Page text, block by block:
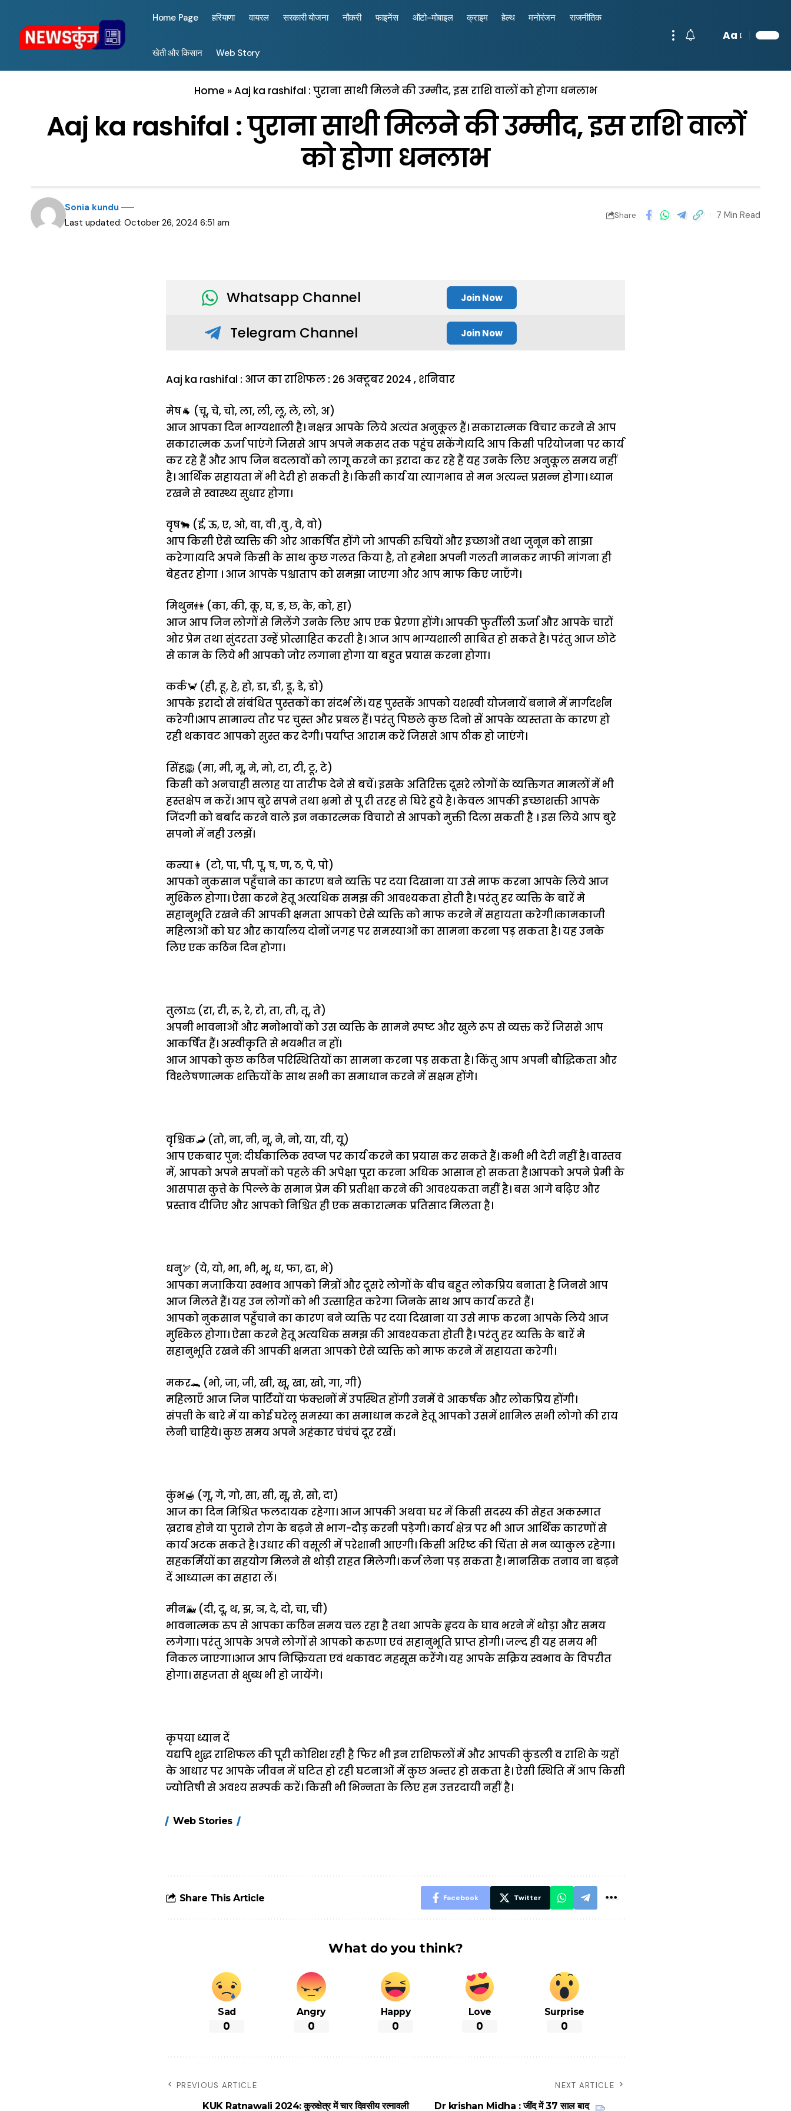
Home Page हरियाणा वायरल सरकारी योजना नौकरी फाइनेंस ऑटो-मोबाइल क्राइम हेल्थ मनोरंजन राजनीतिक
खेती और किसान Web Story
Aa
Home »Aaj ka rashifal : पुराना साथी मिलने की उम्मीद, इस राशि वालों को होगा धनलाभ
Aaj ka rashifal : पुराना साथी मिलने की उम्मीद, इस राशि वालों
को होगा धनलाभ
Last updated: October 26, 2024 6:51 am
Sonia kundu
Share 7 Min Read
Whatsapp Channel Join Now
Telegram Channel Join Now
Aaj ka rashifal : आज का राशिफल : 26 अक्टूबर 2024 , शनिवार
मेष🐐 (चू, चे, चो, ला, ली, लू, ले, लो, अ)
आज आपका दिन भाग्यशाली है। नक्षत्र आपके लिये अत्यंत अनुकूल हैं। सकारात्मक विचार करने से आप
सकारात्मक ऊर्जा पाएंगे जिससे आप अपने मकसद तक पहुंच सकेंगे।यदि आप किसी परियोजना पर कार्य
कर रहे हैं और आप जिन बदलावों को लागू करने का इरादा कर रहे हैं यह उनके लिए अनुकूल समय नहीं
है। आर्थिक सहायता में भी देरी हो सकती है। किसी कार्य या त्यागभाव से मन अत्यन्त प्रसन्न होगा। ध्यान
रखने से स्वास्थ्य सुधार होगा।
वृष🐂 (ई, ऊ, ए, ओ, वा, वी ,वु , वे, वो)
आप किसी ऐसे व्यक्ति की ओर आकर्षित होंगे जो आपकी रुचियों और इच्छाओं तथा जुनून को साझा
करेगा।यदि अपने किसी के साथ कुछ गलत किया है, तो हमेशा अपनी गलती मानकर माफी मांगना ही
बेहतर होगा । आज आपके पश्चाताप को समझा जाएगा और आप माफ किए जाएँगे।
मिथुन👫 (का, की, कू, घ, ङ, छ, के, को, हा)
आज आप जिन लोगों से मिलेंगे उनके लिए आप एक प्रेरणा होंगे। आपकी फुर्तीली ऊर्जा और आपके चारों
ओर प्रेम तथा सुंदरता उन्हें प्रोत्साहित करती है। आज आप भाग्यशाली साबित हो सकते है। परंतु आज छोटे
से काम के लिये भी आपको जोर लगाना होगा या बहुत प्रयास करना होगा।
कर्क🦀 (ही, हू, हे, हो, डा, डी, डू, डे, डो)
आपके इरादो से संबंधित पुस्तकों का संदर्भ लें। यह पुस्तकें आपको यशस्वी योजनायें बनाने में मार्गदर्शन
करेगी।आप सामान्य तौर पर चुस्त और प्रबल हैं। परंतु पिछले कुछ दिनो सें आपके व्यस्तता के कारण हो
रही थकावट आपको सुस्त कर देगी। पर्याप्त आराम करें जिससे आप ठीक हो जाएंगे।
सिंह🦁 (मा, मी, मू, मे, मो, टा, टी, टू, टे)
किसी को अनचाही सलाह या तारीफ देने से बचें। इसके अतिरिक्त दूसरे लोगों के व्यक्तिगत मामलों में भी
हस्तक्षेप न करें। आप बुरे सपने तथा भ्रमो से पू री तरह से घिरे हुये है। केवल आपकी इच्छाशक्ती आपके
जिंदगी को बर्बाद करने वाले इन नकारत्मक विचारो से आपको मुक्ती दिला सकती है । इस लिये आप बुरे
सपनो में नही उलझें।
कन्या👩 (टो, पा, पी, पू, ष, ण, ठ, पे, पो)
आपको नुकसान पहुँचाने का कारण बने व्यक्ति पर दया दिखाना या उसे माफ करना आपके लिये आज
मुश्किल होगा। ऐसा करने हेतू अत्यधिक समझ की आवश्यकता होती है। परंतु हर व्यक्ति के बारें मे
सहानुभूति रखने की आपकी क्षमता आपको ऐसे व्यक्ति को माफ करने में सहायता करेगी।कामकाजी
महिलाओं को घर और कार्यालय दोनों जगह पर समस्याओं का सामना करना पड़ सकता है। यह उनके
लिए एक कठिन दिन होगा।
तुला⚖️ (रा, री, रू, रे, रो, ता, ती, तू, ते)
अपनी भावनाओं और मनोभावों को उस व्यक्ति के सामने स्पष्ट और खुले रूप से व्यक्त करें जिससे आप
आकर्षित हैं। अस्वीकृति से भयभीत न हों।
आज आपको कुछ कठिन परिस्थितियों का सामना करना पड़ सकता है। किंतु आप अपनी बौद्धिकता और
विश्लेषणात्मक शक्तियों के साथ सभी का समाधान करने में सक्षम होंगे।
वृश्चिक🦂 (तो, ना, नी, नू, ने, नो, या, यी, यू)
आप एकबार पुन: दीर्घकालिक स्वप्न पर कार्य करने का प्रयास कर सकते हैं। कभी भी देरी नहीं है। वास्तव
में, आपको अपने सपनों को पहले की अपेक्षा पूरा करना अधिक आसान हो सकता है।आपको अपने प्रेमी के
आसपास कुत्ते के पिल्ले के समान प्रेम की प्रतीक्षा करने की आवश्यकता नहीं है। बस आगे बढ़िए और
प्रस्ताव दीजिए और आपको निश्चित ही एक सकारात्मक प्रतिसाद मिलता है।
धनु🏹 (ये, यो, भा, भी, भू, ध, फा, ढा, भे)
आपका मजाकिया स्वभाव आपको मित्रों और दूसरे लोगों के बीच बहुत लोकप्रिय बनाता है जिनसे आप
आज मिलते हैं। यह उन लोगों को भी उत्साहित करेगा जिनके साथ आप कार्य करते हैं।
आपको नुकसान पहुँचाने का कारण बने व्यक्ति पर दया दिखाना या उसे माफ करना आपके लिये आज
मुश्किल होगा। ऐसा करने हेतू अत्यधिक समझ की आवश्यकता होती है। परंतु हर व्यक्ति के बारें मे
सहानुभूति रखने की आपकी क्षमता आपको ऐसे व्यक्ति को माफ करने में सहायता करेगी।
मकर🐊 (भो, जा, जी, खी, खू, खा, खो, गा, गी)
महिलाएँ आज जिन पार्टियों या फंक्शनों में उपस्थित होंगी उनमें वे आकर्षक और लोकप्रिय होंगी।
संपत्ती के बारे में या कोई घरेलू समस्या का समाधान करने हेतू आपको उसमें शामिल सभी लोगो की राय
लेनी चाहिये। कुछ समय अपने अहंकार चंचंचं दूर रखें।
कुंभ🍯 (गू, गे, गो, सा, सी, सू, से, सो, दा)
आज का दिन मिश्रित फलदायक रहेगा। आज आपकी अथवा घर में किसी सदस्य की सेहत अकस्मात
ख़राब होने या पुराने रोग के बढ़ने से भाग-दौड़ करनी पड़ेगी। कार्य क्षेत्र पर भी आज आर्थिक कारणों से
कार्य अटक सकते है। उधार की वसूली में परेशानी आएगी। किसी अरिष्ट की चिंता से मन व्याकुल रहेगा।
सहकर्मियों का सहयोग मिलने से थोड़ी राहत मिलेगी। कर्ज लेना पड़ सकता है। मानसिक तनाव ना बढ़ने
दें आध्यात्म का सहारा लें।
मीन🐳 (दी, दू, थ, झ, ञ, दे, दो, चा, ची)
भावनात्मक रुप से आपका कठिन समय चल रहा है तथा आपके हृदय के घाव भरने में थोड़ा और समय
लगेगा। परंतु आपके अपने लोगों से आपको करुणा एवं सहानुभूति प्राप्त होगी। जल्द ही यह समय भी
निकल जाएगा।आज आप निष्क्रियता एवं थकावट महसूस करेंगे। यह आपके सक्रिय स्वभाव के विपरीत
होगा। सहजता से क्षुब्ध भी हो जायेंगे।
कृपया ध्यान दें
यद्यपि शुद्ध राशिफल की पूरी कोशिश रही है फिर भी इन राशिफलों में और आपकी कुंडली व राशि के ग्रहों
के आधार पर आपके जीवन में घटित हो रही घटनाओं में कुछ अन्तर हो सकता है। ऐसी स्थिति में आप किसी
ज्योतिषी से अवश्य सम्पर्क करें। किसी भी भिन्नता के लिए हम उत्तरदायी नहीं है।
Web Stories
होंगे FASTag के
आसान ट्रिक्स
निगरानी
Share This Article Facebook Twitter
What do you think?
Sad
0
Angry
0
Happy
0
Love
0
Surprise
0
PREVIOUS ARTICLE
KUK Ratnawali 2024: कुरुक्षेत्र में चार दिवसीय रत्नावली
NEXT ARTICLE
Dr krishan Midha : जींद में 37 साल बाद